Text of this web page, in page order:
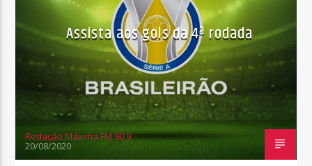
Assista aos gols da 4ª rodada
Redação Máxima FM 90,9
20/08/2020